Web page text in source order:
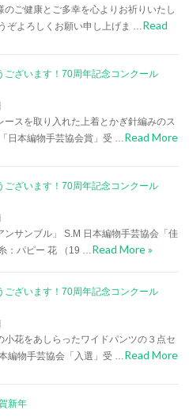
のご健康とご多幸を心よりお祈りいたし
ぞよろしくお願い申し上げま …Read
ございます！70周年記念コンクール
ースを取り入れた上着とかぎ針編みのス
日本編物手芸協会賞」受 …Read More
ございます！70周年記念コンクール
ンサンブル」 S.M 日本編物手芸協会「佳
：パピー 花 （19 …Read More »
ございます！70周年記念コンクール
小花をあしらったワイドパンツの３点セ
編物手芸協会「入選」受 …Read More
新年